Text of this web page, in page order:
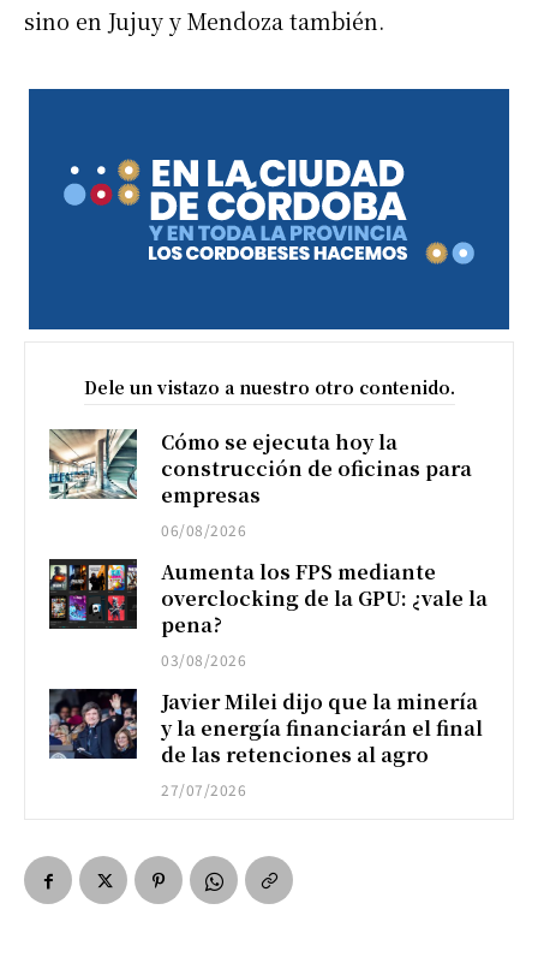
sino en Jujuy y Mendoza también.
Dele un vistazo a nuestro otro contenido.
Cómo se ejecuta hoy la
construcción de oficinas para
empresas
06/08/2026
Aumenta los FPS mediante
overclocking de la GPU: ¿vale la
pena?
03/08/2026
Javier Milei dijo que la minería
y la energía financiarán el final
de las retenciones al agro
27/07/2026